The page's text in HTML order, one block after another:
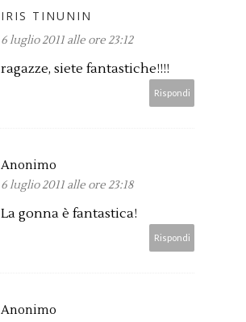
IRIS TINUNIN
6 luglio 2011 alle ore 23:12
ragazze, siete fantastiche!!!!
Rispondi
Anonimo
6 luglio 2011 alle ore 23:18
La gonna è fantastica!
Rispondi
Anonimo